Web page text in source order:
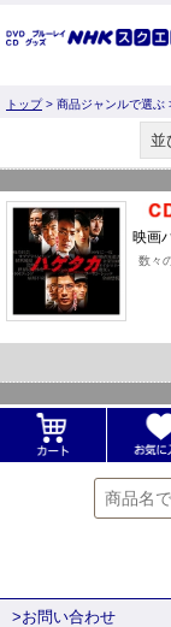
トップ> 商品ジャンルで選ぶ
並
映画
数々
>お問い合わせ